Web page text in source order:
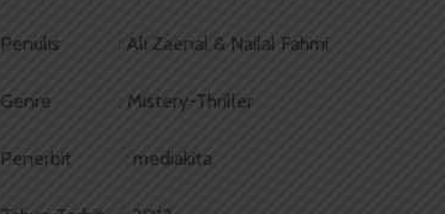
Penulis : Ali Zaenal & Nailal Fahmi
Genre : Mistery-Thriller
Penerbit : mediakita